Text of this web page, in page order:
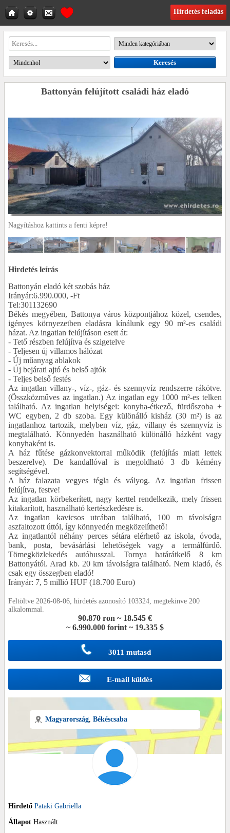
Hirdetés feladás
Battonyán felújított családi ház eladó
Nagyításhoz kattints a fenti képre!
Hirdetés leírás
Battonyán eladó két szobás ház
Irányár:6.990.000, -Ft
Tel:301132690
Békés megyében, Battonya város központjához közel, csendes,
igényes környezetben eladásra kínálunk egy 90 m²-es családi
házat. Az ingatlan felújításon esett át:
- Tető részben felújítva és szigetelve
- Teljesen új villamos hálózat
- Új műanyag ablakok
- Új bejárati ajtó és belső ajtók
- Teljes belső festés
Az ingatlan villany-, víz-, gáz- és szennyvíz rendszerre rákötve.
(Összközműves az ingatlan.) Az ingatlan egy 1000 m²-es telken
található. Az ingatlan helyiségei: konyha-étkező, fürdőszoba +
WC egyben, 2 db szoba. Egy különálló kisház (30 m²) is az
ingatlanhoz tartozik, melyben víz, gáz, villany és szennyvíz is
megtalálható. Könnyedén használható különálló házként vagy
konyhaként is.
A ház fűtése gázkonvektorral működik (felújítás miatt lettek
beszerelve). De kandallóval is megoldható 3 db kémény
segítségével.
A ház falazata vegyes tégla és vályog. Az ingatlan frissen
felújítva, festve!
Az ingatlan körbekerített, nagy kerttel rendelkezik, mely frissen
kitakarított, használható kertészkedésre is.
Az ingatlan kavicsos utcában található, 100 m távolságra
aszfaltozott úttól, így könnyedén megközelíthető!
Az ingatlantól néhány perces sétára elérhető az iskola, óvoda,
bank, posta, bevásárlási lehetőségek vagy a termálfürdő.
Tömegközlekedés autóbusszal. Tornya határátkelő 8 km
Battonyától. Arad kb. 20 km távolságra található. Nem kiadó, és
csak egy összegben eladó!
Irányár: 7, 5 millió HUF (18.700 Euro)
Feltöltve 2026-08-06, hirdetés azonosító 103324, megtekinve 200
alkalommal.
90.870 ron ~ 18.545 €
~ 6.990.000 forint ~ 19.335 $
3011 mutasd
E-mail küldés
Magyarország, Békéscsaba
Hirdető Pataki Gabriella
Állapot Használt